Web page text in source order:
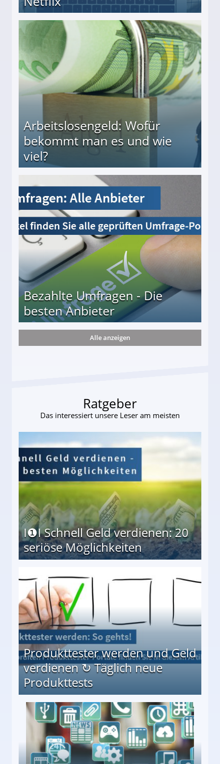
Arbeitslosengeld: Wofür
bekommt man es und wie
viel?
und wie viel?
Bezahlte Umfragen - Die
besten Anbieter
Alle anzeigen
Ratgeber
Das interessiert unsere Leser am meisten
I❶I Schnell Geld verdienen: 20
seriöse Möglichkeiten
Produkttester werden und Geld
verdienen ↻ Täglich neue
Produkttests
↻ Täglich neue Produkttests